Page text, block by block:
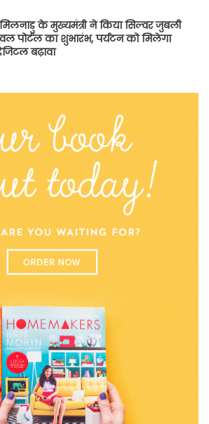
के मुख्यमंत्री ने किया सिल्वर जुबली
पोर्टल का शुभारंभ, पर्यटन को मिलेगा
बढ़ावा